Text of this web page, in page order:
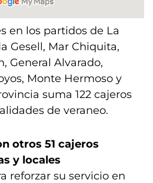
en los partidos de La
Gesell, Mar Chiquita,
General Alvarado,
Monte Hermoso y
suma 122 cajeros
de veraneo.
otros 51 cajeros
y locales
reforzar su servicio en